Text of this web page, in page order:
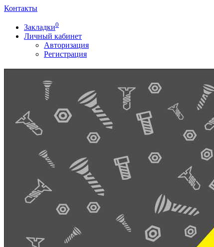
Контакты
Закладки0
Личный кабинет
Авторизация
Регистрация